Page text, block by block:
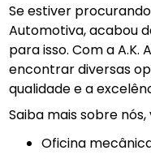
Se estiver
Automotiva, acabou
para isso. Com a
encontrar diversas
qualidade e a
Saiba mais sobre
Oficina